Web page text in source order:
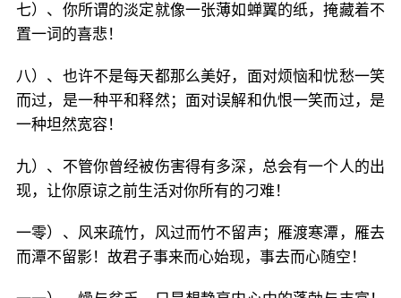
七）、你所谓的淡定就像一张薄如蝉翼的纸，掩藏着不
置一词的喜悲！
八）、也许不是每天都那么美好，面对烦恼和忧愁一笑
而过，是一种平和释然；面对误解和仇恨一笑而过，是
一种坦然宽容！
九）、不管你曾经被伤害得有多深，总会有一个人的出
现，让你原谅之前生活对你所有的刁难！
一零）、风来疏竹，风过而竹不留声；雁渡寒潭，雁去
而潭不留影！故君子事来而心始现，事去而心随空！